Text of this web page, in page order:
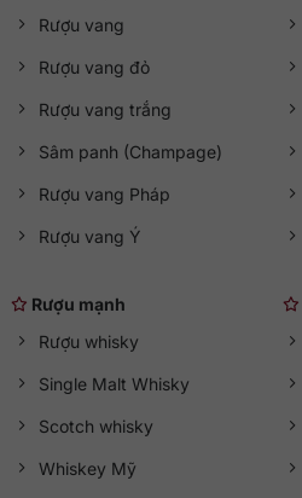
Rượu vang
Rượu vang đỏ
Rượu vang trắng
Sâm panh (Champage)
Rượu vang Pháp
Rượu vang Ý
Rượu mạnh
Rượu whisky
Single Malt Whisky
Scotch whisky
Whiskey Mỹ